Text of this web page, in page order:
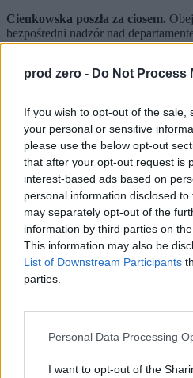
prod zero - Do Not Process
If you wish to opt-out of the
your personal or sensitive
please use the below opt-out
that after your opt-out request is
interest-based ads based on
personal information disclosed
may separately opt-out of the
information by third parties on
This information may also be
List of Downstream Participants
parties.
Personal Data Processing
I want to opt-out of the
Cienkowska poszła za ciosem.
bezpośredni nadzór nad
sprawował go jeden z
odpowiedzialną.
powstających projektów tej
jeszcze wiceminister Andrzej
Sławomir Rogowski i Maciej
skrzydła wzięła go bezpośrednio
prac legislacyjnych zmieniano
pierwotnie miał trafić jeszcze w
stało – na wiele miesięcy utknął w
Reklama
Reklama